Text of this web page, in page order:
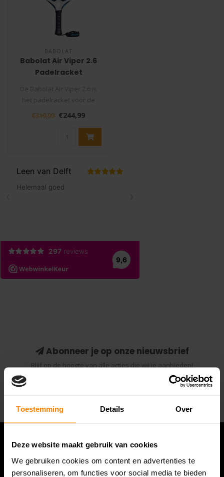
Toestemming Details Over
Deze website maakt gebruik van cookies
We gebruiken cookies om content en advertenties te
personaliseren, om functies voor social media te bieden
BABOLAT
Babolat Air Viper 2.6
Padelracket
speler die het spel wil dict..
€319,99 €244,99
Abonneer je op onze nieuwsbrief
Blijf op de hoogte van alle acties die wij je aanbieden!
Abonneer